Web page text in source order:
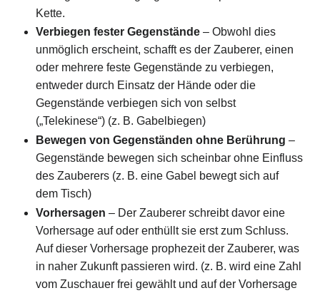
Kette.
Verbiegen fester Gegenstände– Obwohl dies
unmöglich erscheint, schafft es der Zauberer, einen
oder mehrere feste Gegenstände zu verbiegen,
entweder durch Einsatz der Hände oder die
Gegenstände verbiegen sich von selbst
(„Telekinese“) (z. B. Gabelbiegen)
Bewegen von Gegenständen ohne Berührung –
Gegenstände bewegen sich scheinbar ohne Einfluss
des Zauberers (z. B. eine Gabel bewegt sich auf
dem Tisch)
Vorhersagen – Der Zauberer schreibt davor eine
Vorhersage auf oder enthüllt sie erst zum Schluss.
Auf dieser Vorhersage prophezeit der Zauberer, was
in naher Zukunft passieren wird. (z. B. wird eine Zahl
vom Zuschauer frei gewählt und auf der Vorhersage